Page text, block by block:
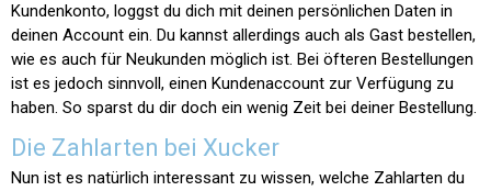
Kundenkonto, loggst du dich mit deinen persönlichen Daten in
deinen Account ein. Du kannst allerdings auch als Gast bestellen,
wie es auch für Neukunden möglich ist. Bei öfteren Bestellungen
ist es jedoch sinnvoll, einen Kundenaccount zur Verfügung zu
haben. So sparst du dir doch ein wenig Zeit bei deiner Bestellung.
Die Zahlarten bei Xucker
Nun ist es natürlich interessant zu wissen, welche Zahlarten du